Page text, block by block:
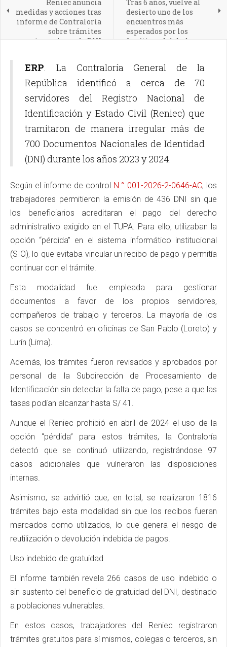
Reniec anuncia
medidas y acciones tras
informe de Contraloría
sobre trámites
irregulares de DNI
Tras 6 años, vuelve al
desierto uno de los
encuentros más
esperados por los
fanáticos del 4x4
ERP. La Contraloría General de la
República identificó a cerca de 70
servidores del Registro Nacional de
Identificación y Estado Civil (Reniec) que
tramitaron de manera irregular más de
700 Documentos Nacionales de Identidad
(DNI) durante los años 2023 y 2024.
Según el informe de control N.° 001-2026-2-0646-AC, los
trabajadores permitieron la emisión de 436 DNI sin que
los beneficiarios acreditaran el pago del derecho
administrativo exigido en el TUPA. Para ello, utilizaban la
opción “pérdida” en el sistema informático institucional
(SIO), lo que evitaba vincular un recibo de pago y permitía
continuar con el trámite.
Esta modalidad fue empleada para gestionar
documentos a favor de los propios servidores,
compañeros de trabajo y terceros. La mayoría de los
casos se concentró en oficinas de San Pablo (Loreto) y
Lurín (Lima).
Además, los trámites fueron revisados y aprobados por
personal de la Subdirección de Procesamiento de
Identificación sin detectar la falta de pago, pese a que las
tasas podían alcanzar hasta S/ 41.
Aunque el Reniec prohibió en abril de 2024 el uso de la
opción “pérdida” para estos trámites, la Contraloría
detectó que se continuó utilizando, registrándose 97
casos adicionales que vulneraron las disposiciones
internas.
Asimismo, se advirtió que, en total, se realizaron 1816
trámites bajo esta modalidad sin que los recibos fueran
marcados como utilizados, lo que genera el riesgo de
reutilización o devolución indebida de pagos.
Uso indebido de gratuidad
El informe también revela 266 casos de uso indebido o
sin sustento del beneficio de gratuidad del DNI, destinado
a poblaciones vulnerables.
En estos casos, trabajadores del Reniec registraron
trámites gratuitos para sí mismos, colegas o terceros, sin